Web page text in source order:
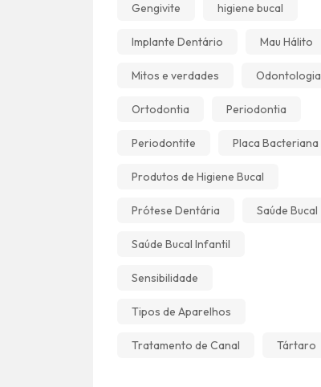
Gengivite higiene bucal
Implante Dentário Mau Hálito
Mitos e verdades Odontologia
Ortodontia Periodontia
Periodontite Placa Bacteriana
Produtos de Higiene Bucal
Prótese Dentária Saúde Bucal
Saúde Bucal Infantil
Sensibilidade
Tipos de Aparelhos
Tratamento de Canal Tártaro